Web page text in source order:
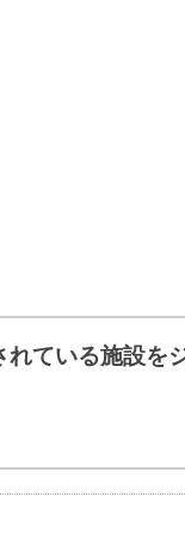
ている施設を